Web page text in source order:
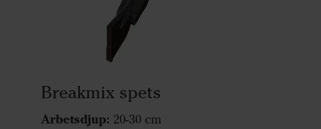
Breakmix spets
Arbetsdjup: 20-30 cm